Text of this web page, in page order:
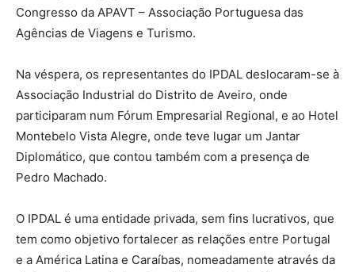
Congresso da APAVT – Associação Portuguesa das
Agências de Viagens e Turismo.
Na véspera, os representantes do IPDAL deslocaram-se à
Associação Industrial do Distrito de Aveiro, onde
participaram num Fórum Empresarial Regional, e ao Hotel
Montebelo Vista Alegre, onde teve lugar um Jantar
Diplomático, que contou também com a presença de
Pedro Machado.
O IPDAL é uma entidade privada, sem fins lucrativos, que
tem como objetivo fortalecer as relações entre Portugal
e a América Latina e Caraíbas, nomeadamente através da